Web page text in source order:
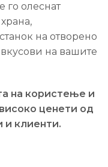
го олеснат
на отворено
на вашите
на користење и
ценети од
и клиенти.